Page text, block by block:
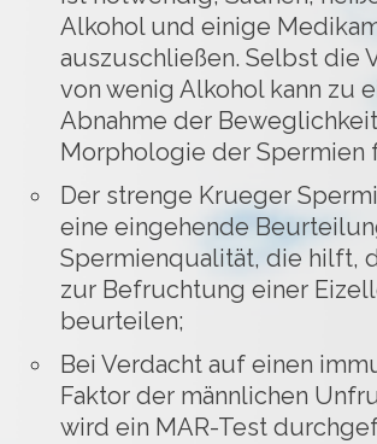
Alkohol und einige
auszuschließen. Selbst die
von wenig Alkohol kann zu
Abnahme der
Morphologie der Spermien
Der strenge Krueger
eine eingehende
Spermienqualität, die hilft,
zur Befruchtung einer
beurteilen;
Bei Verdacht auf einen
Faktor der männlichen
wird ein MAR-Test